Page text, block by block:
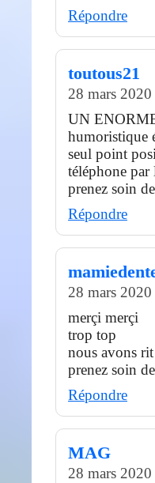
Répondre
toutous21
28 mars
UN
humoristique
seul point
téléphone
prenez soin
Répondre
28 mars
merçi merçi
trop top
nous avons
prenez soin
Répondre
MAG
28 mars